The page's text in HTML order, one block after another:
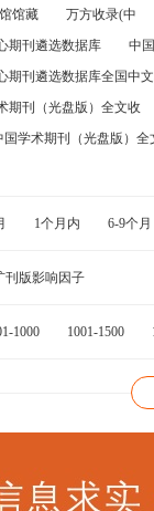
馆藏
万方收录(中
期刊遴选数据库
中
期刊遴选数据库全国中
期刊（光盘版）全文收
国学术期刊（光盘版）全
1个月内 6-9个月
刊版影响因子
1000 1001-1500